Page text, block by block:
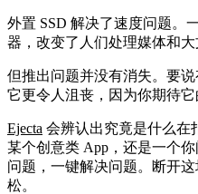
外置 SSD 解决了速度问题。
器，改变了人们处理媒体和大
但推出问题并没有消失。要
它更令人沮丧，因为你期待
Ejecta 会辨认出究竟是什么在
某个创意类 App，还是一个
问题，一键解决问题。断开
松。